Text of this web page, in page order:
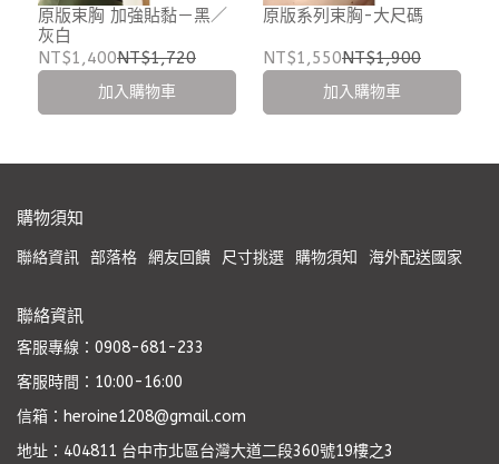
原版束胸 加強貼黏－黑／
灰白
NT$1,400NT$1,720
加入購物車
原版系列束胸-大尺碼
NT$1,550NT$1,900
加入購物車
購物須知
聯絡資訊 部落格 網友回饋 尺寸挑選 購物須知 海外配送國家
聯絡資訊
客服專線：0908-681-233
客服時間：10:00-16:00
信箱：heroine1208@gmail.com
地址：404811 台中市北區台灣大道二段360號19樓之3